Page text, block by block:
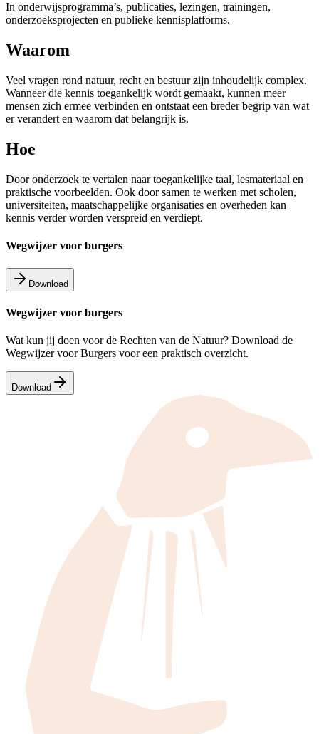
In onderwijsprogramma’s, publicaties, lezingen, trainingen,
onderzoeksprojecten en publieke kennisplatforms.
Waarom
Veel vragen rond natuur, recht en bestuur zijn inhoudelijk complex.
Wanneer die kennis toegankelijk wordt gemaakt, kunnen meer
mensen zich ermee verbinden en ontstaat een breder begrip van wat
er verandert en waarom dat belangrijk is.
Hoe
Door onderzoek te vertalen naar toegankelijke taal, lesmateriaal en
praktische voorbeelden. Ook door samen te werken met scholen,
universiteiten, maatschappelijke organisaties en overheden kan
kennis verder worden verspreid en verdiept.
Wegwijzer voor burgers
Download
Wegwijzer voor burgers
Wat kun jij doen voor de Rechten van de Natuur? Download de
Wegwijzer voor Burgers voor een praktisch overzicht.
Download